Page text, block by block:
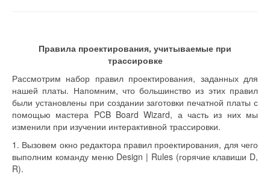
Правила проектирования, учитываемые при
трассировке
Рассмотрим набор правил проектирования, заданных для
нашей платы. Напомним, что большинство из этих правил
были установлены при создании заготовки печатной платы с
помощью мастера PCB Board Wizard, а часть из них мы
изменили при изучении интерактивной трассировки.
1. Вызовем окно редактора правил проектирования, для чего
выполним команду меню Design | Rules (горячие клавиши D,
R).